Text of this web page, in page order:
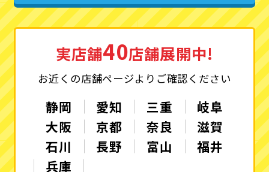
実店舗40店舗展開中!
お近くの店舗ページよりご確認ください
静岡 愛知 三重
岐阜
大阪
京都 奈良
滋賀
石川
長野 富山
福井
兵庫